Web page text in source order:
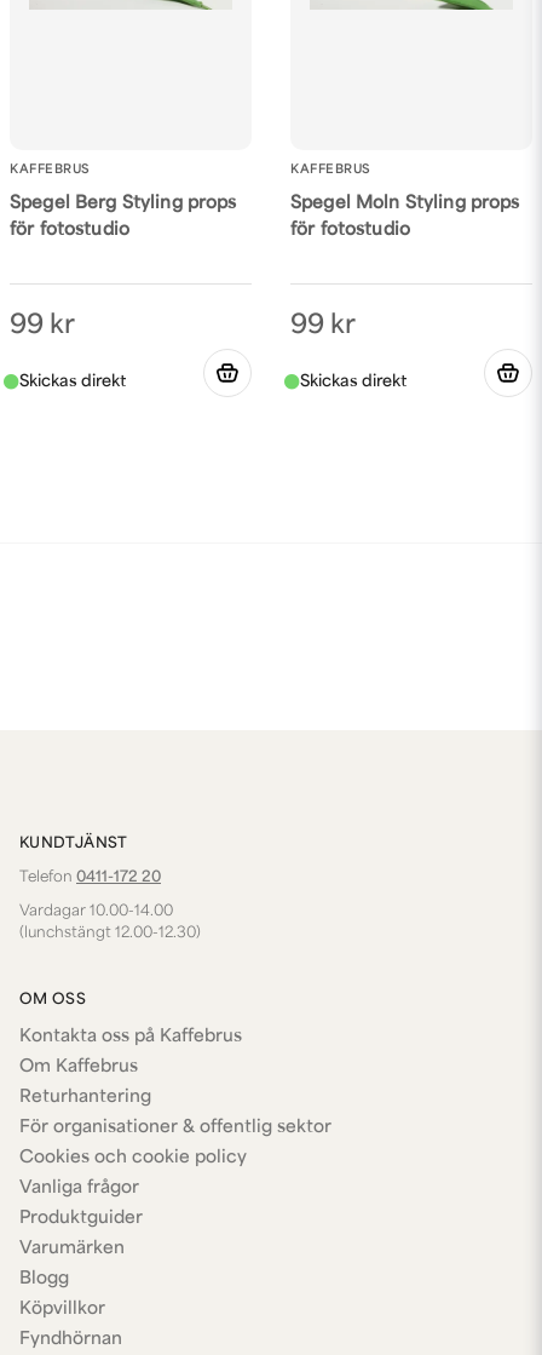
KAFFEBRUS
Spegel Berg Styling props
för fotostudio
99 kr
KAFFEBRUS
Spegel Moln Styling props
för fotostudio
99 kr
KUNDTJÄNST
Telefon 0411-172 20
Vardagar 10.00-14.00
(lunchstängt 12.00-12.30)
OM OSS
Kontakta oss på Kaffebrus
Om Kaffebrus
Returhantering
För organisationer & offentlig sektor
Cookies och cookie policy
Vanliga frågor
Produktguider
Varumärken
Blogg
Köpvillkor
Fyndhörnan